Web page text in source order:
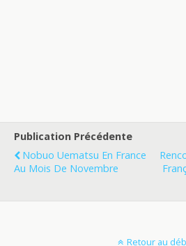
Publication Précédente
Nobuo Uematsu En France
Au Mois De Novembre
Retour au